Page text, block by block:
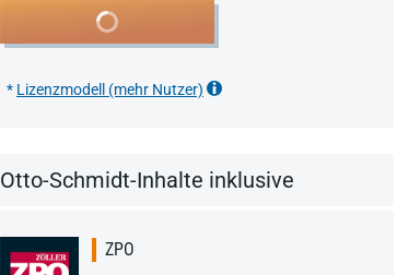
In den Warenkorb
* Lizenzmodell (mehr Nutzer)
Otto-Schmidt-Inhalte inklusive
ZPO